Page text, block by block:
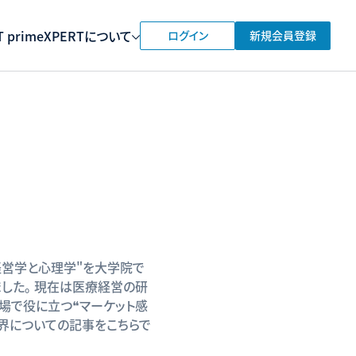
primeXPERTについて ログイン 新規会員登録
学と心理学"を大学院で
た。 現在は医療経営の研
で役に立つ❝マーケット感
についての記事をこちらで